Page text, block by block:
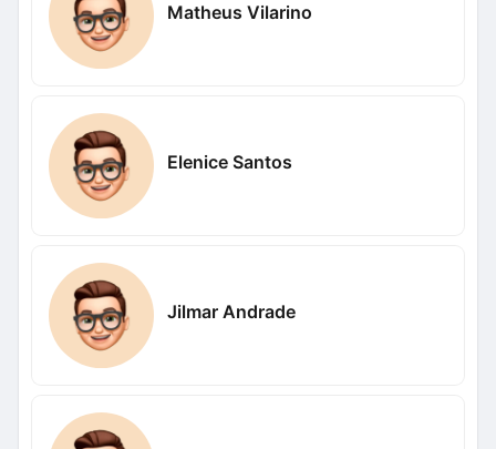
Matheus Vilarino
Elenice Santos
Jilmar Andrade